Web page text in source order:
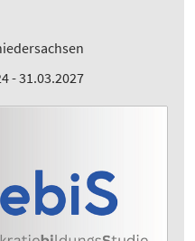
- 31.03.2027